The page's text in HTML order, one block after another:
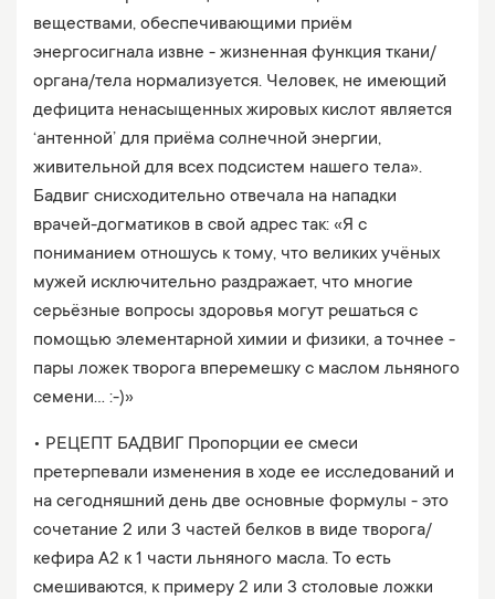
веществами, обеспечивающими приём
энергосигнала извне - жизненная функция ткани/
органа/тела нормализуется. Человек, не имеющий
дефицита ненасыщенных жировых кислот является
‘антенной’ для приёма солнечной энергии,
живительной для всех подсистем нашего тела».
Бадвиг снисходительно отвечала на нападки
врачей-догматиков в свой адрес так: «Я с
пониманием отношусь к тому, что великих учёных
мужей исключительно раздражает, что многие
серьёзные вопросы здоровья могут решаться с
помощью элементарной химии и физики, а точнее -
пары ложек творога вперемешку с маслом льняного
семени... :-)»
• РЕЦЕПТ БАДВИГ Пропорции ее смеси
претерпевали изменения в ходе ее исследований и
на сегодняшний день две основные формулы - это
сочетание 2 или 3 частей белков в виде творога/
кефира А2 к 1 части льняного масла. То есть
смешиваются, к примеру 2 или 3 столовые ложки